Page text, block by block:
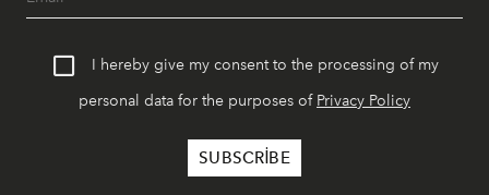
I hereby give my consent to the processing of my
personal data for the purposes of Privacy Policy